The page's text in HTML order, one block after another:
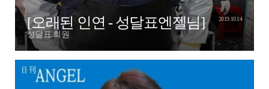
[오래된 인연 - 성달표엔젤님]
성달표 회원
2019.10.14